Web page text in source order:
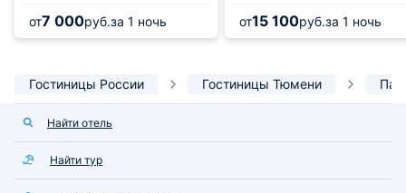
от7 000руб.за 1 ночь от15 100руб.за 1 ночь
Гостиницы России Гостиницы Тюмени
Найти отель
Найти тур